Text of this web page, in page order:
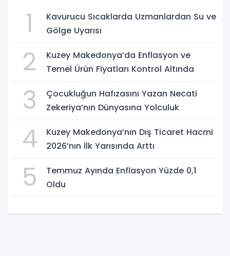
1
Kavurucu Sıcaklarda Uzmanlardan Su ve
Gölge Uyarısı
2
Kuzey Makedonya’da Enflasyon ve
Temel Ürün Fiyatları Kontrol Altında
3
Çocukluğun Hafızasını Yazan Necati
Zekeriya’nın Dünyasına Yolculuk
4
Kuzey Makedonya’nın Dış Ticaret Hacmi
2026’nın İlk Yarısında Arttı
5
Temmuz Ayında Enflasyon Yüzde 0,1
Oldu